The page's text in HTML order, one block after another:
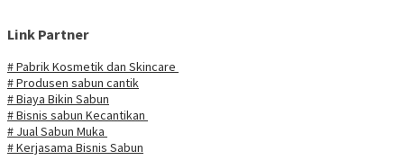
Link Partner
# Pabrik Kosmetik dan Skincare
# Produsen sabun cantik
# Biaya Bikin Sabun
# Bisnis sabun Kecantikan
# Jual Sabun Muka
# Kerjasama Bisnis Sabun